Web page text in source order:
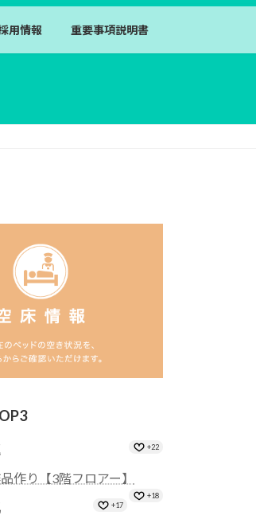
用情報 重要事項説明書
+22
作り【3階フロアー】
+18
+17